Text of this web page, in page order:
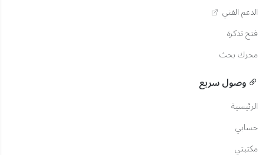
الدعم الفني
فتح تذكرة
محرك بحث
وصول سريع
الرئيسية
حسابي
مكتبتي